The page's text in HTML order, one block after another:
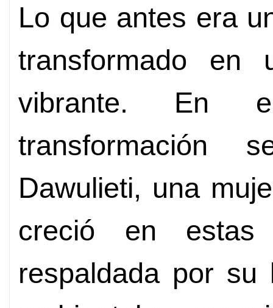
Lo que antes era
transformado en
vibrante. En
transformación
Dawulieti, una
creció en estas
respaldada por su